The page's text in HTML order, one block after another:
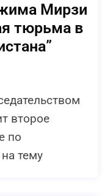
Мирзи
тюрьма в
второе
по
тему